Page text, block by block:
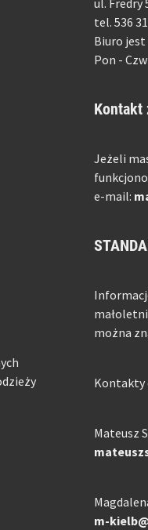
ul. Fredry
tel. 536
Biuro jest
Pon -
Kontakt
Jeżeli
e-mail:
można
Kontakty
Mateusz
m-